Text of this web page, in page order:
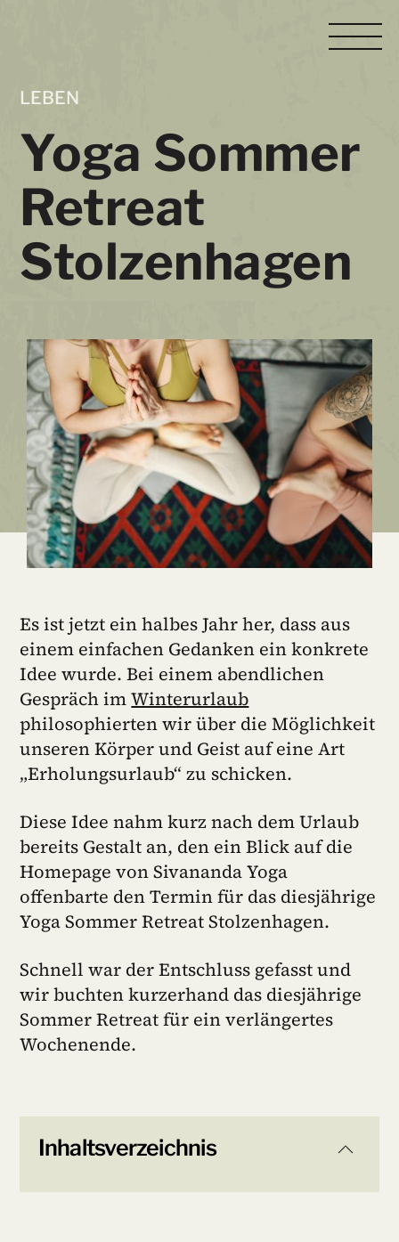
LEBEN
Yoga Sommer
Retreat
Stolzenhagen
Es ist jetzt ein halbes Jahr her, dass aus
einem einfachen Gedanken ein konkrete
Idee wurde. Bei einem abendlichen
Gespräch imWinterurlaub
philosophierten wir über die Möglichkeit
unseren Körper und Geist auf eine Art
„Erholungsurlaub“ zu schicken.
Diese Idee nahm kurz nach dem Urlaub
bereits Gestalt an, den ein Blick auf die
Homepage von Sivananda Yoga
offenbarte den Termin für das diesjährige
Yoga Sommer Retreat Stolzenhagen.
Schnell war der Entschluss gefasst und
wir buchten kurzerhand das diesjährige
Sommer Retreat für ein verlängertes
Wochenende.
Inhaltsverzeichnis